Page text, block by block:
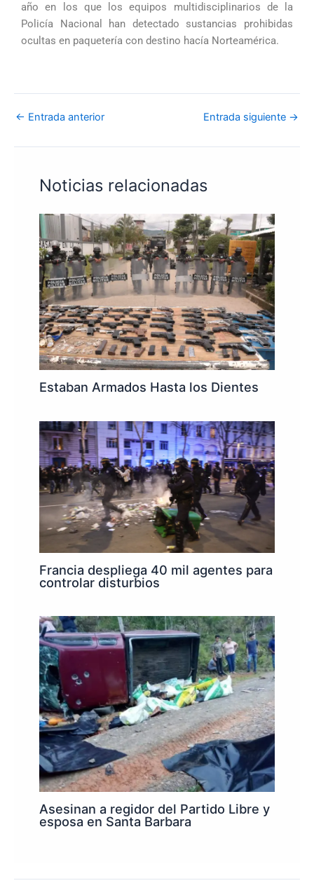
año en los que los equipos multidisciplinarios de la
Policía Nacional han detectado sustancias prohibidas
ocultas en paquetería con destino hacía Norteamérica.
← Entrada anterior Entrada siguiente →
Noticias relacionadas
Estaban Armados Hasta los Dientes
Francia despliega 40 mil agentes para
controlar disturbios
Asesinan a regidor del Partido Libre y
esposa en Santa Barbara